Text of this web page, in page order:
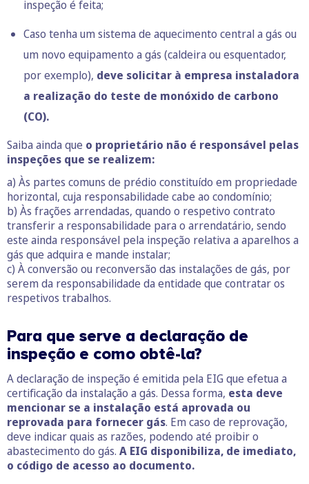
inspeção é feita;
Caso tenha um sistema de aquecimento central a gás ou
um novo equipamento a gás (caldeira ou esquentador,
por exemplo), deve solicitar à empresa instaladora
a realização do teste de monóxido de carbono
(CO).
Saiba ainda que o proprietário não é responsável pelas
inspeções que se realizem:
a) Às partes comuns de prédio constituído em propriedade
horizontal, cuja responsabilidade cabe ao condomínio;
b) Às frações arrendadas, quando o respetivo contrato
transferir a responsabilidade para o arrendatário, sendo
este ainda responsável pela inspeção relativa a aparelhos a
gás que adquira e mande instalar;
c) À conversão ou reconversão das instalações de gás, por
serem da responsabilidade da entidade que contratar os
respetivos trabalhos.
Para que serve a declaração de
inspeção e como obtê-la?
A declaração de inspeção é emitida pela EIG que efetua a
certificação da instalação a gás. Dessa forma, esta deve
mencionar se a instalação está aprovada ou
reprovada para fornecer gás. Em caso de reprovação,
deve indicar quais as razões, podendo até proibir o
abastecimento do gás. A EIG disponibiliza, de imediato,
o código de acesso ao documento.